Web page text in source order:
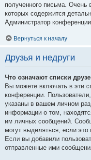
полученного письма. Очень
которых содержится
Администратор
Вернуться к началу
Друзья и недруги
Что означают списки
Вы можете включать в эти
конференции.
указаны в вашем личном
информации о том,
им личных сообщений.
могут выделяться, если
Если вы добавили
отправленные ими